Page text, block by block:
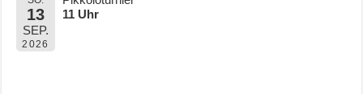
13
SEP.
2026
11 Uhr